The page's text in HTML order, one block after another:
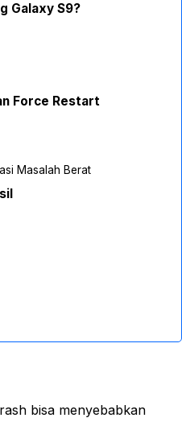
Galaxy S9?
Force Restart
Masalah Berat
bisa menyebabkan